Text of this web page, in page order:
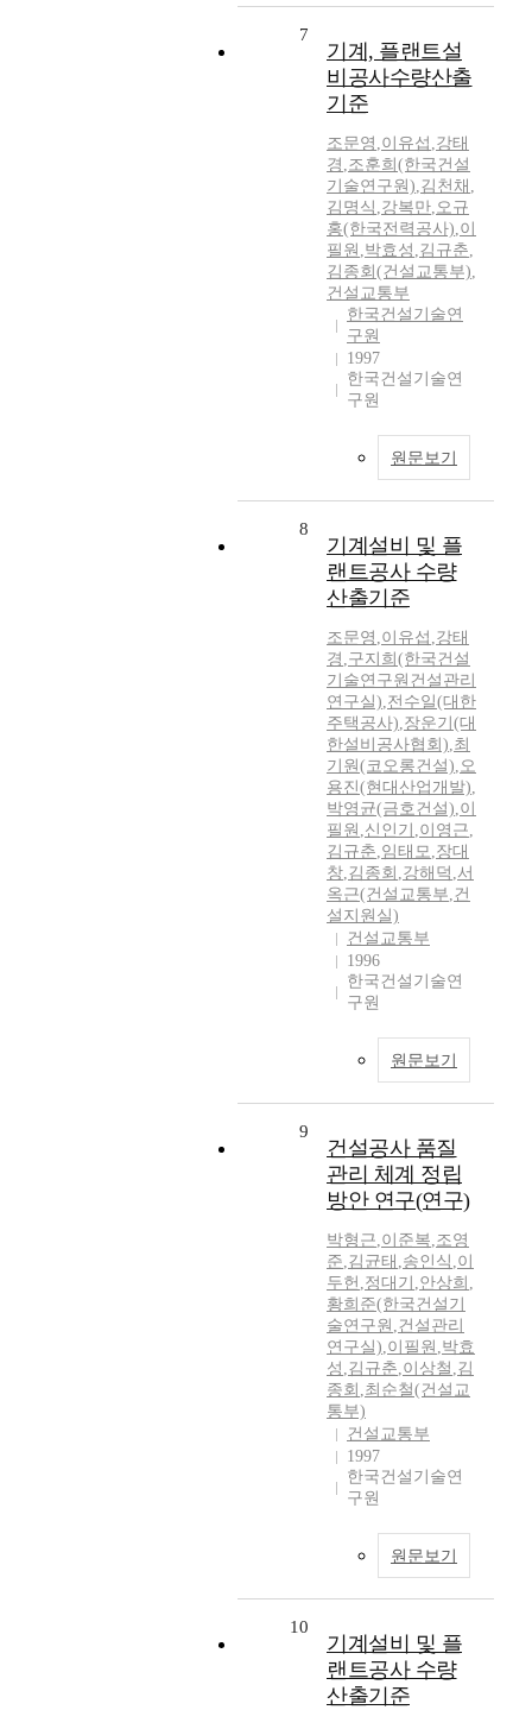
7
기계, 플랜트설
비공사수량산출
기준
조문영 ,이유섭 ,강태
경 ,조훈희(한국건설
기술연구원),김천채 ,
김명식 ,강복만,오규
홍(한국전력공사),이
필원 ,박효성 ,김규춘,
김종회(건설교통부),
건설교통부
한국건설기술연
구원
1997
한국건설기술연
구원
원문보기
8
기계설비 및 플
랜트공사 수량
산출기준
조문영 ,이유섭 ,강태
경 ,구지희(한국건설
기술연구원건설관리
연구실),전수일(대한
주택공사),장운기(대
한설비공사협회),최
기원(코오롱건설),오
용진(현대산업개발),
박영균(금호건설),이
필원 ,신인기 ,이영근,
김규춘,임태모,장대
창,김종회 ,강해덕 ,서
옥근(건설교통부,건
설지원실)
건설교통부
1996
한국건설기술연
구원
원문보기
9
건설공사 품질
관리 체계 정립
방안 연구(연구)
박형근,이준복,조영
준,김균태 ,송인식 ,이
두헌 ,정대기 ,안상희 ,
황희준(한국건설기
술연구원 ,건설관리
연구실),이필원 ,박효
성 ,김규춘,이상철 ,김
종회 ,최순철(건설교
통부)
건설교통부
1997
한국건설기술연
구원
원문보기
10
기계설비 및 플
랜트공사 수량
산출기준